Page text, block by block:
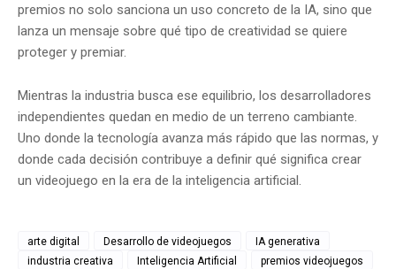
premios no solo sanciona un uso concreto de la IA, sino que
lanza un mensaje sobre qué tipo de creatividad se quiere
proteger y premiar.
Mientras la industria busca ese equilibrio, los desarrolladores
independientes quedan en medio de un terreno cambiante.
Uno donde la tecnología avanza más rápido que las normas, y
donde cada decisión contribuye a definir qué significa crear
un videojuego en la era de la inteligencia artificial.
arte digital Desarrollo de videojuegos
IA generativa
industria creativa
Inteligencia Artificial
premios videojuegos